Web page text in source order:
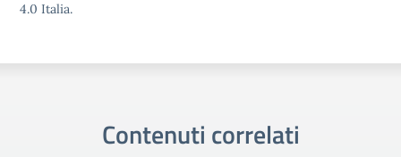
4.0 Italia.
Contenuti correlati